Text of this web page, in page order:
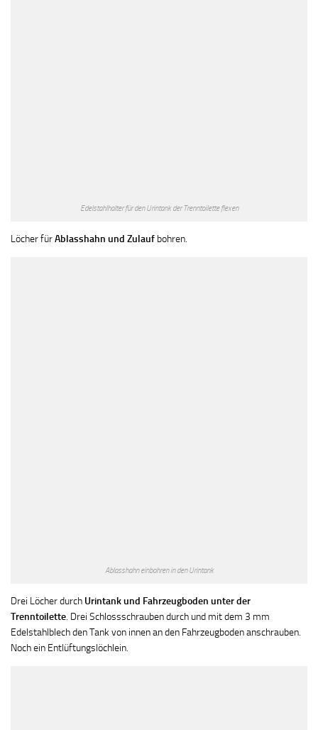
Edelstahlhalter für den Urintank der Trenntoilette flexen
Löcher fürAblasshahn und Zulauf bohren.
Ablasshahn einbohren in den Urintank
Drei Löcher durch Urintank und Fahrzeugboden unter der
Trenntoilette. Drei Schlossschrauben durch und mit dem 3 mm
Edelstahlblech den Tank von innen an den Fahrzeugboden anschrauben.
Noch ein Entlüftungslöchlein.